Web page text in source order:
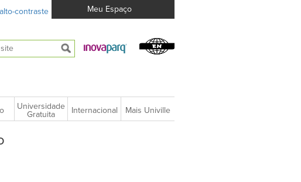
alto-contraste Meu Espaço
Universidade
Gratuita
Internacional Mais Univille